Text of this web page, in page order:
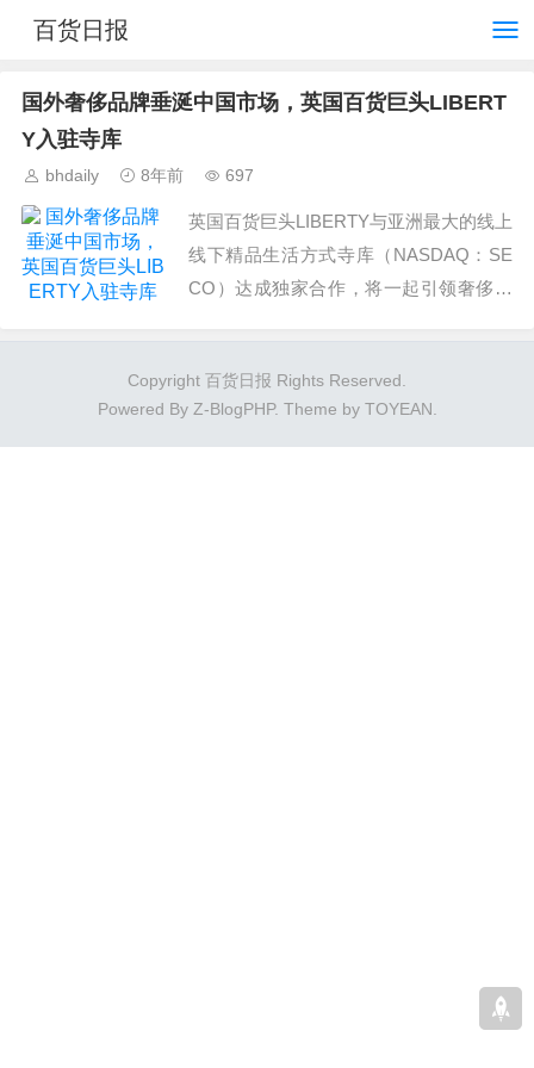
百货日报
国外奢侈品牌垂涎中国市场，英国百货巨头LIBERT
Y入驻寺库
bhdaily 8年前 697
英国百货巨头LIBERTY与亚洲最大的线上
线下精品生活方式寺库（NASDAQ：SE
CO）达成独家合作，将一起引领奢侈品
Copyright 百货日报 Rights Reserved.
Powered By Z-BlogPHP. Theme by TOYEAN